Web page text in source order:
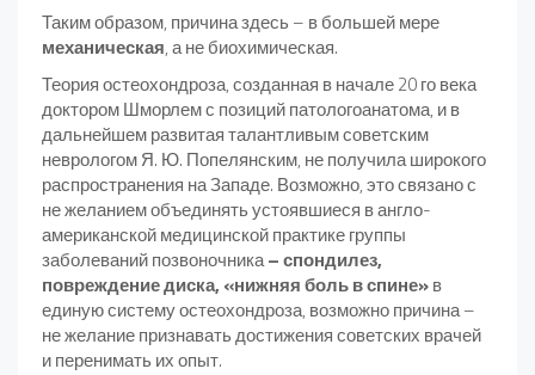
Таким образом, причина здесь – в большей мере
механическая, а не биохимическая.
Теория остеохондроза, созданная в начале 20 го века
доктором Шморлем с позиций патологоанатома, и в
дальнейшем развитая талантливым советским
неврологом Я. Ю. Попелянским, не получила широкого
распространения на Западе. Возможно, это связано с
не желанием объединять устоявшиеся в англо-
американской медицинской практике группы
заболеваний позвоночника– спондилез,
повреждение диска, «нижняя боль в спине»в
единую систему остеохондроза, возможно причина –
не желание признавать достижения советских врачей
и перенимать их опыт.